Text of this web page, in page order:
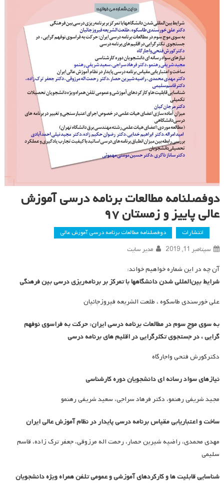
دوفصلنامه مطالعات برنامه درسی آموزش
عالی پاییز و زمستان ۹۷
انتشارات دوفصلنامه مطالعات برنامه درسی آموزش عالی
سپتامبر 11, 2019 مدیر سایت
آن چه در این شماره خواهیم خواند:
شرایط بین‌المللی شدن دانشگاهها با تمرکز بر برنامه‌ریزی درسی بین فرهنگی
علی خورسندی طاسکوه ، طلعت الشریعه فیروزجائیان
به سوی موج سوم در مطالعات برنامه درسی ایران: حرکت به فراسوی نوفهم
گرایی ، در جستجوی تکثرگرایی در اقلیم های برنامه درسی
دکترکورش فتحی واجارگاه
نیازهای سواد رسانه ای دانشجویان دوره کارشناسی
مجید شریفی رهنمو، دکتر فرهاد سراجی، سعید شریفی رهنمو
ساخت و اعتباریابی مقیاس برنامه درسی پایدار در نظام آموزش عالی ایران
مهدی محمدی، راضیه شیرین حصار، رحمت اله مرزوقی، جعفر ترک زاده، قاسم
سلیمی
شناسایی قابلیت ها و کارکردهای آموزشی و عمومی تلفن همراه ویژه دانشجویان